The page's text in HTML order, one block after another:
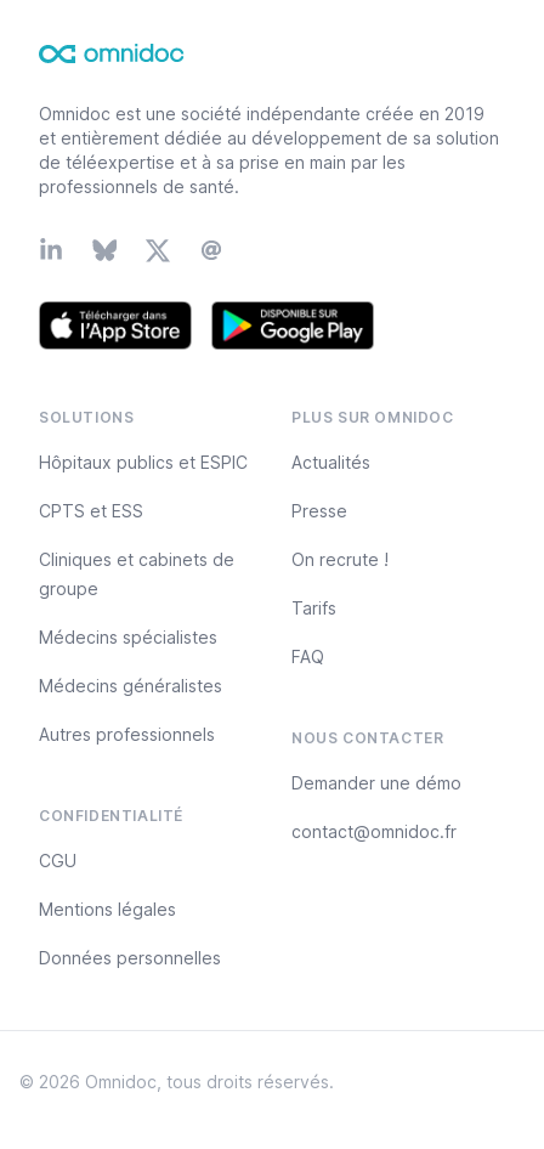
Footer
Omnidoc est une société indépendante créée en 2019
et entièrement dédiée au développement de sa solution
de téléexpertise et à sa prise en main par les
professionnels de santé.
LinkedinBluesky
X Email
SOLUTIONS
Hôpitaux publics et ESPIC
CPTS et ESS
Cliniques et cabinets de
groupe
Médecins spécialistes
Médecins généralistes
Autres professionnels
CONFIDENTIALITÉ
CGU
Mentions légales
Données personnelles
PLUS SUR OMNIDOC
Actualités
Presse
On recrute !
Tarifs
FAQ
NOUS CONTACTER
Demander une démo
contact@omnidoc.fr
© 2026 Omnidoc, tous droits réservés.